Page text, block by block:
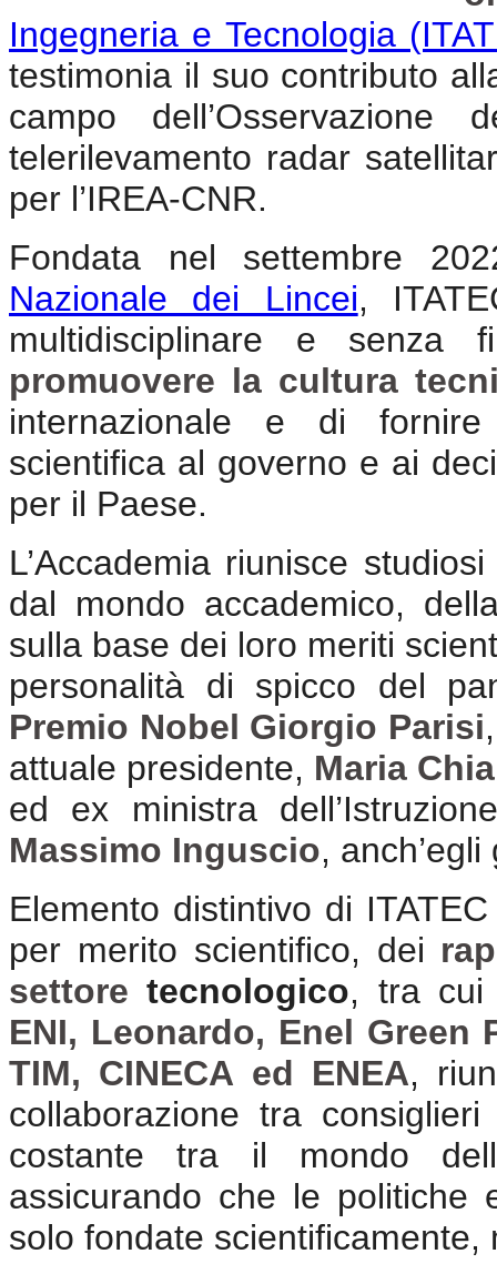
Ingegneria e Tecnologia
testimonia il suo contributo
campo
telerilevamento radar
per l’IREA-CNR.
Fondata nel settembre
Nazionale dei Lincei,
multidisciplinare e
promuovere la cultura
internazionale e di
scientifica al governo e ai
per il Paese.
L’Accademia riunisce
dal mondo accademico,
sulla base dei loro meriti
personalità di spicco del
Premio Nobel Giorgio Parisi
attuale presidente, Maria
ed ex ministra
Massimo Inguscio,
Elemento distintivo di
per merito scientifico, dei
settoretecnologico, tra cui
ENI, Leonardo, Enel Green
TIM, CINECA ed ENEA,
collaborazione tra
costante tra il mondo
assicurando che le politiche
solo fondate